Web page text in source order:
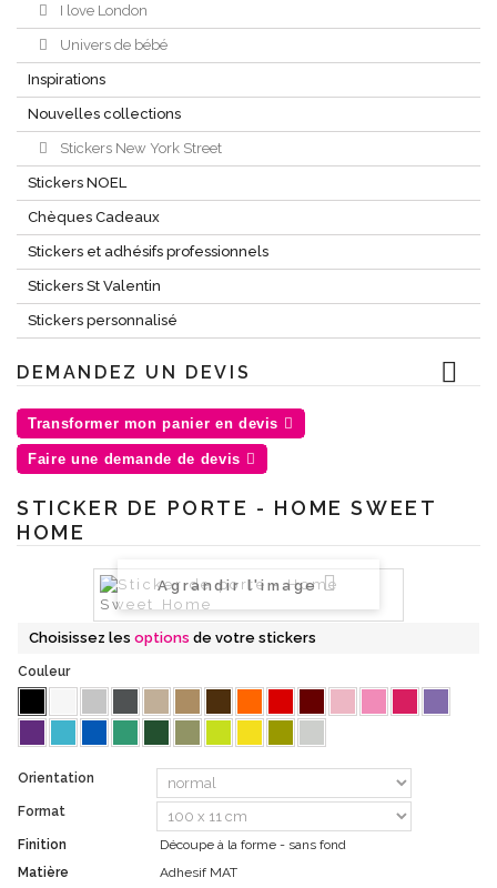
I love London
Univers de bébé
Inspirations
Nouvelles collections
Stickers New York Street
Stickers NOEL
Chèques Cadeaux
Stickers et adhésifs professionnels
Stickers St Valentin
Stickers personnalisé
DEMANDEZ UN DEVIS
Transformer mon panier en devis
Faire une demande de devis
STICKER DE PORTE - HOME SWEET
HOME
Agrandir l'image
Choisissez les options de votre stickers
Couleur
Orientation
Format
Finition
Découpe à la forme - sans fond
Matière
Adhesif MAT